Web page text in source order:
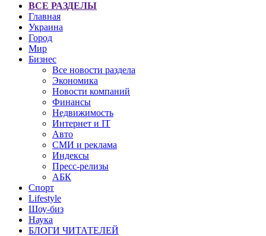
ВСЕ РАЗДЕЛЫ
Главная
Украина
Город
Мир
Бизнес
Все новости раздела
Экономика
Новости компаний
Финансы
Недвижимость
Интернет и IT
Авто
СМИ и реклама
Индексы
Пресс-релизы
АБК
Спорт
Lifestyle
Шоу-биз
Наука
БЛОГИ ЧИТАТЕЛЕЙ